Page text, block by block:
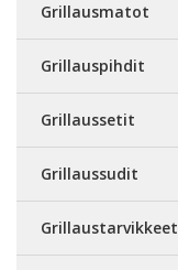
Grillausmatot
Grillauspihdit
Grillaussetit
Grillaussudit
Grillaustarvikkeet